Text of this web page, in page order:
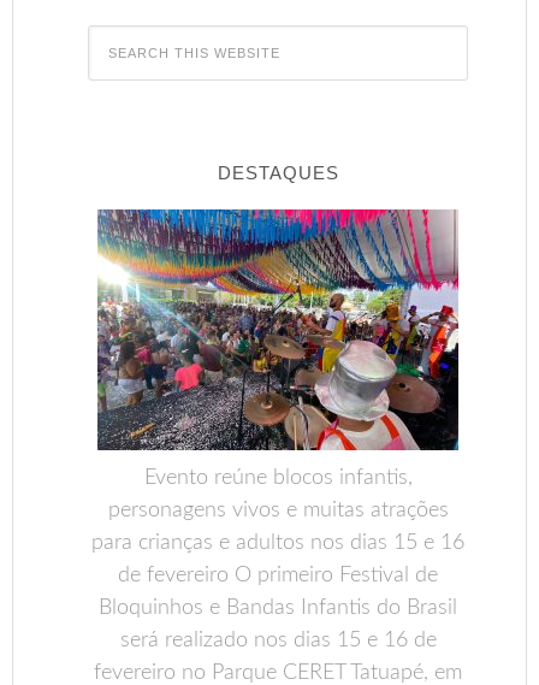
DESTAQUES
Evento reúne blocos infantis,
personagens vivos e muitas atrações
para crianças e adultos nos dias 15 e 16
de fevereiro O primeiro Festival de
Bloquinhos e Bandas Infantis do Brasil
será realizado nos dias 15 e 16 de
fevereiro no Parque CERET Tatuapé, em